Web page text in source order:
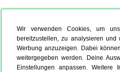
Wir verwenden Cookies, um
bereitzustellen, zu analysieren
Werbung anzuzeigen. Dabei
weitergegeben werden. Deine
Einstellungen anpassen. Weitere